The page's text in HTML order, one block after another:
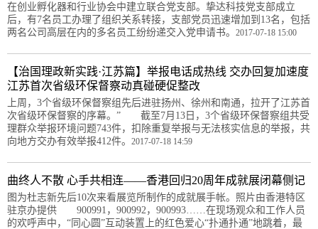
在创业孵化器和行业协会中建立联合党支部。挚达科技党支部成立
后，有7名员工办理了组织关系转接，支部党员迅速增加到13名，包括
两名公司高层在内的多名员工纷纷递交入党申请书。 2017-07-18 15:00
【治国理政新实践·江苏篇】举报电话成热线 交办回复加速度
江苏首次省级环保督察动真碰硬促整改
上周，3个省级环保督察组先后进驻扬州、徐州和南通，拉开了江苏首
次省级环保督察的序幕。” 截至7月13日，3个省级环保督察组共受
理群众举报环境问题743件，扣除重复举报与无法核实信息的举报，共
向地方交办有效举报412件。 2017-07-18 14:59
曲终人不散 心手共相连——香港回归20周年成就展闭幕侧记
图为杜志新先后10次来看展览所制作的成就展手帐。照片由香港特区
驻京办提供 900991，900992，900993……在现场观众和工作人员
的欢呼声中，“同心圆”互动装置上的红色爱心“扑通扑通”地跳着，最